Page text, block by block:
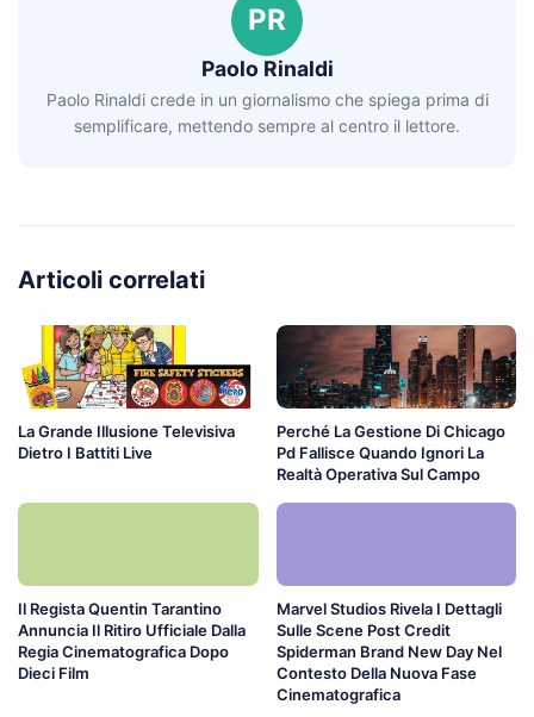
PR
Paolo Rinaldi
Paolo Rinaldi crede in un giornalismo che spiega prima di
semplificare, mettendo sempre al centro il lettore.
Articoli correlati
La Grande Illusione Televisiva
Dietro I Battiti Live
Perché La Gestione Di Chicago
Pd Fallisce Quando Ignori La
Realtà Operativa Sul Campo
Il Regista Quentin Tarantino
Annuncia Il Ritiro Ufficiale Dalla
Regia Cinematografica Dopo
Dieci Film
Marvel Studios Rivela I Dettagli
Sulle Scene Post Credit
Spiderman Brand New Day Nel
Contesto Della Nuova Fase
Cinematografica